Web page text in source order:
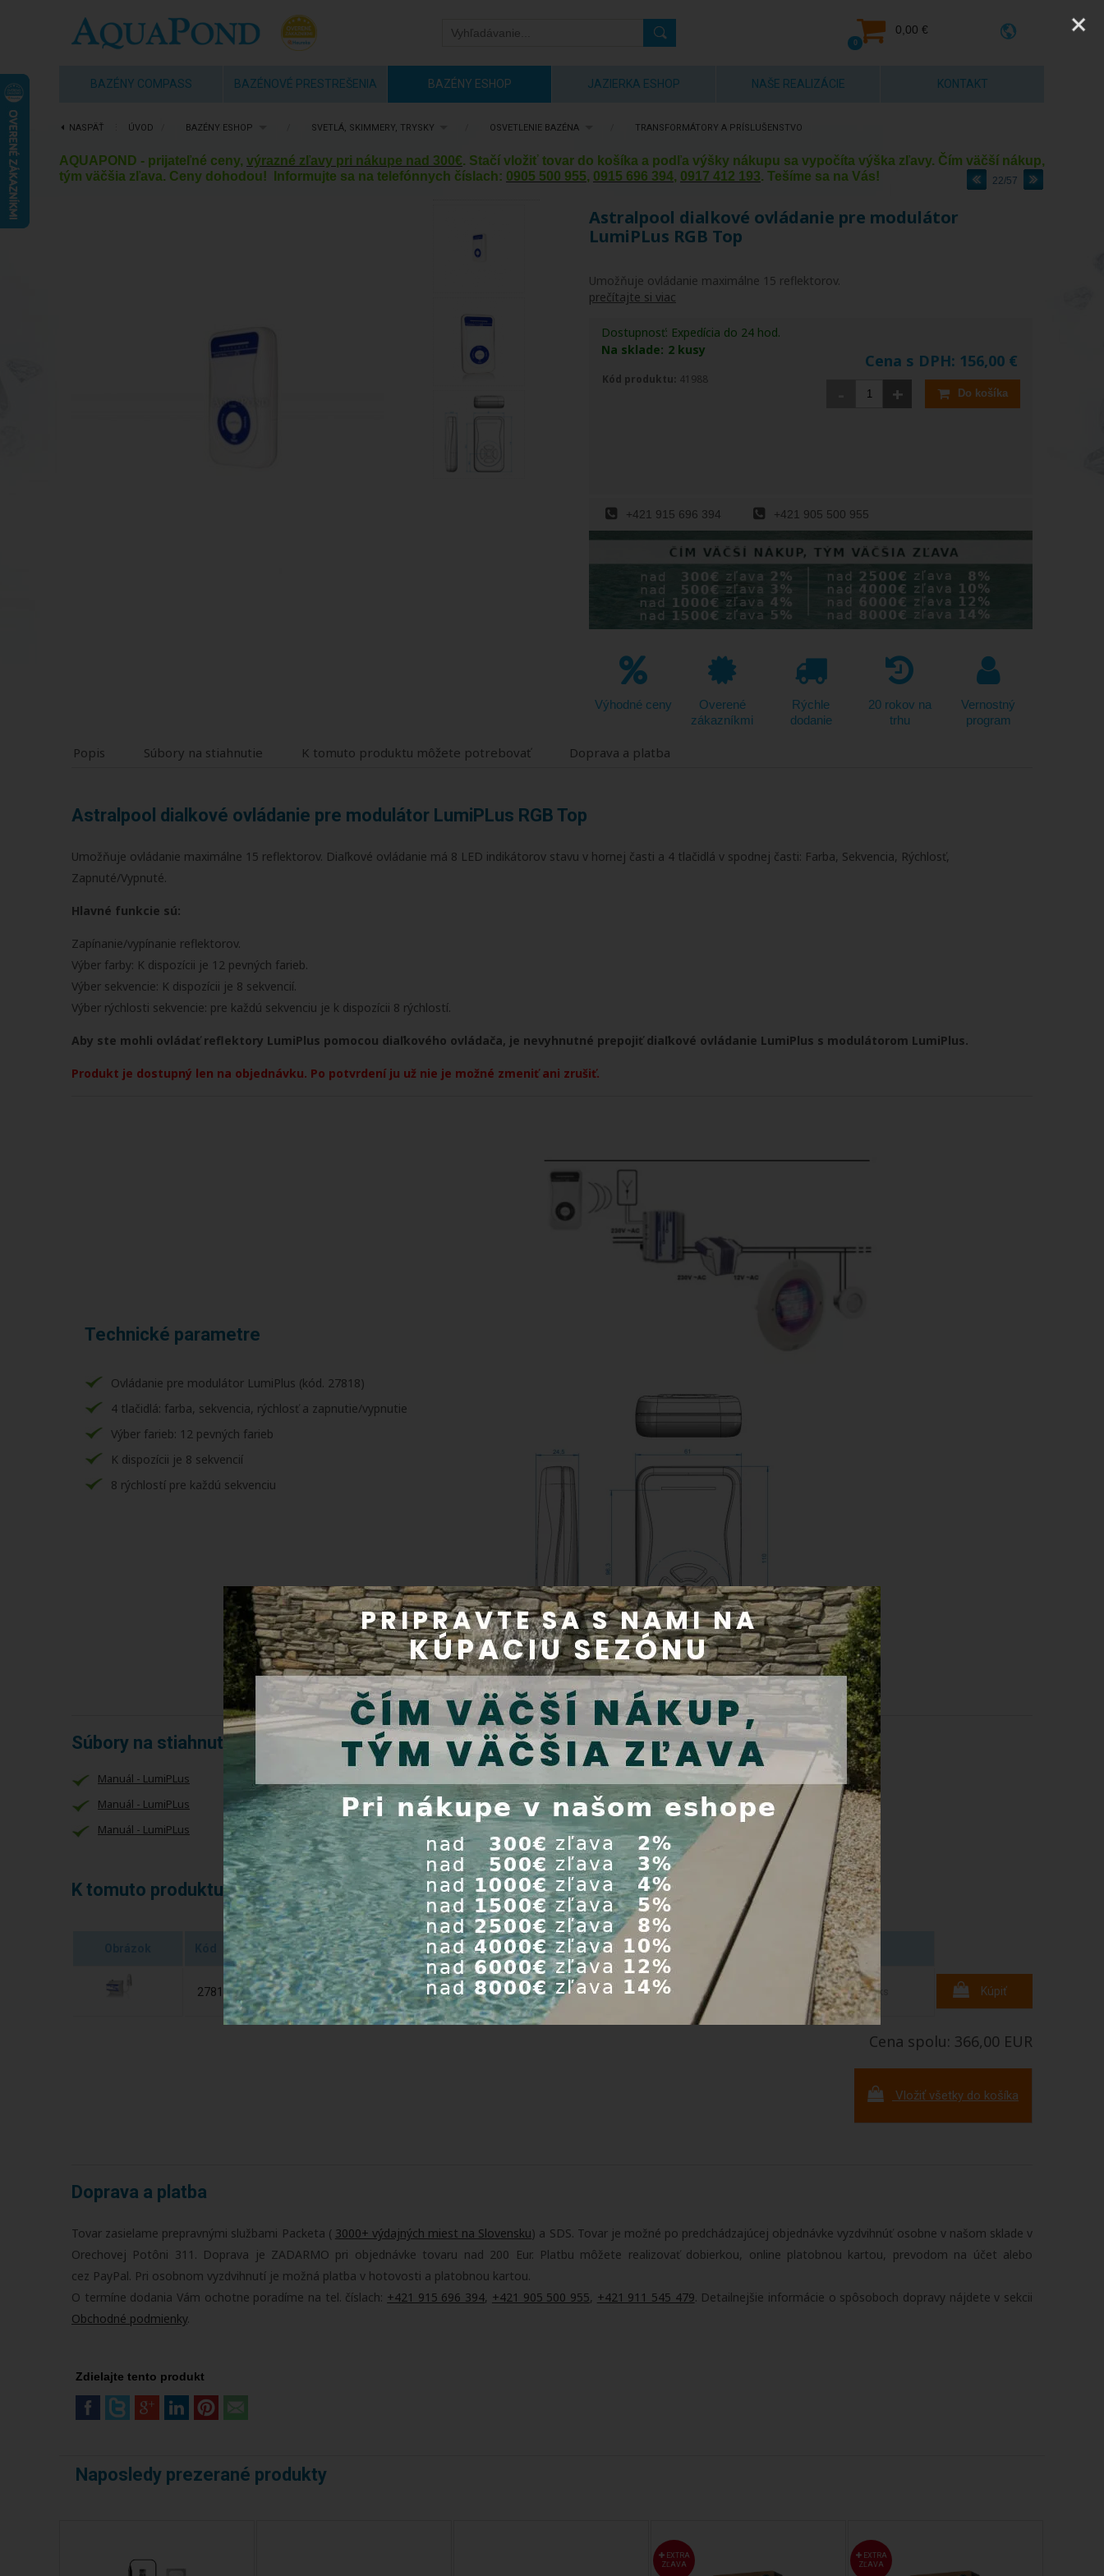
0,00 €
0
BAZÉNY COMPASS BAZÉNOVÉ PRESTREŠENIA BAZÉNY ESHOP JAZIERKA ESHOP NAŠE REALIZÁCIE KONTAKT
NASPÄŤ ÚVOD BAZÉNY ESHOP SVETLÁ, SKIMMERY, TRYSKY OSVETLENIE BAZÉNA TRANSFORMÁTORY A PRÍSLUŠENSTVO
AQUAPOND - prijateľné ceny, výrazné zľavy pri nákupe nad 300€. Stačí vložiť tovar do košíka a podľa výšky nákupu sa vypočíta výška zľavy. Čím väčší nákup,
tým väčšia zľava. Ceny dohodou! Informujte sa na telefónnych číslach: 0905 500 955, 0915 696 394, 0917 412 193. Tešíme sa na Vás! 22/57
Astralpool dialkové ovládanie pre modulátor
LumiPLus RGB Top
Umožňuje ovládanie maximálne 15 reflektorov.
prečítajte si viac
Kód produktu: 41988
Dostupnosť: Expedícia do 24 hod.
Na sklade: 2 kusy
Cena s DPH: 156,00 €
+ Do košíka
+421 915 696 394 +421 905 500 955
Výhodné ceny
Overené
zákazníkmi
Rýchle
dodanie
20 rokov na
trhu
Vernostný
program
Popis Súbory na stiahnutie K tomuto produktu môžete potrebovať Doprava a platba
Astralpool dialkové ovládanie pre modulátor LumiPLus RGB Top
Umožňuje ovládanie maximálne 15 reflektorov. Diaľkové ovládanie má 8 LED indikátorov stavu v hornej časti a 4 tlačidlá v spodnej časti: Farba, Sekvencia, Rýchlosť,
Zapnuté/Vypnuté.
Hlavné funkcie sú:
Zapínanie/vypínanie reflektorov.
Výber farby: K dispozícii je 12 pevných farieb.
Výber sekvencie: K dispozícii je 8 sekvencií.
Výber rýchlosti sekvencie: pre každú sekvenciu je k dispozícii 8 rýchlostí.
Aby ste mohli ovládať reflektory LumiPlus pomocou diaľkového ovládača, je nevyhnutné prepojiť diaľkové ovládanie LumiPlus s modulátorom LumiPlus.
Produkt je dostupný len na objednávku. Po potvrdení ju už nie je možné zmeniť ani zrušiť.
Technické parametre
Ovládanie pre modulátor LumiPlus (kód. 27818)
4 tlačidlá: farba, sekvencia, rýchlosť a zapnutie/vypnutie
Výber farieb: 12 pevných farieb
K dispozícii je 8 sekvencií
8 rýchlostí pre každú sekvenciu
Súbory na stiahnutie
Manuál - LumiPLus
Manuál - LumiPLus
Manuál - LumiPLus
K tomuto produktu môžete potrebovať
Názov produktu Dostupnosť Cena
27818
Astralpool LumiPLus RGB Top modulátor
- ovládanie pre LumiPLus svietidlá
Expedícia do 24
- 366,00 EUR/ks Kúpiť
Cena spolu: 366,00 EUR
Vložiť všetky do košíka
Doprava a platba
Tovar zasielame prepravnými službami Packeta ( 3000+ výdajných miest na Slovensku) a SDS. Tovar je možné po predchádzajúcej objednávke vyzdvihnúť osobne v našom sklade v
Orechovej Potôni 311. Doprava je ZADARMO pri objednávke tovaru nad 200 Eur. Platbu môžete realizovať dobierkou, online platobnou kartou, prevodom na účet alebo
cez PayPal. Pri osobnom vyzdvihnutí je možná platba v hotovosti a platobnou kartou.
O termíne dodania Vám ochotne poradíme na tel. číslach: +421 915 696 394, +421 905 500 955, +421 911 545 479. Detailnejšie informácie o spôsoboch dopravy nájdete v sekcii
Obchodné podmienky.
Zdielajte tento produkt
Naposledy prezerané produkty
EXTRA
ZĽAVA
EXTRA
ZĽAVA